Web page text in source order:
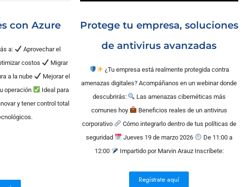
con Azure
a:
Aprovechar el
costos
Migrar
a la nube
Mejorar el
operación
Ideal para
y tener control total
Protege tu empresa, soluciones
de antivirus avanzadas
¿Tu empresa está realmente protegida contra
amenazas digitales? Acompáñanos en un webinar donde
descubrirás:
Las amenazas cibernéticas más
comunes hoy
Beneficios reales de un antivirus
corporativo
Cómo integrarlo dentro de tus políticas de
seguridad
Jueves 19 de marzo 2026
De 11:00 a
12:00
Impartido por Marvin Arauz Inscríbete:
Regístrate aquí